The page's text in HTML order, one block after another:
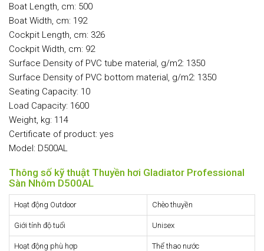
Boat Length, cm: 500
Boat Width, cm: 192
Cockpit Length, cm: 326
Cockpit Width, cm: 92
Surface Density of PVC tube material, g/m2: 1350
Surface Density of PVC bottom material, g/m2: 1350
Seating Capacity: 10
Load Capacity: 1600
Weight, kg: 114
Certificate of product: yes
Model: D500AL
Thông số kỹ thuật Thuyền hơi Gladiator Professional
Sàn Nhôm D500AL
Hoạt động Outdoor Chèo thuyền
Giới tính độ tuổi Unisex
Hoạt động phù hợp Thể thao nước